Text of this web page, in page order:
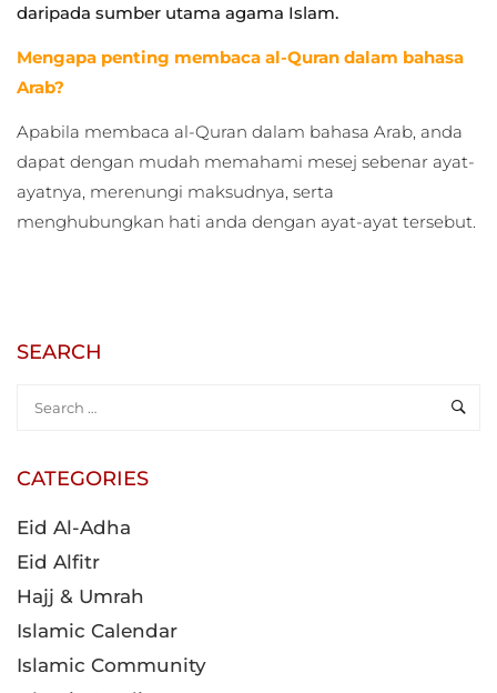
daripada sumber utama agama Islam.
Mengapa penting membaca al-Quran dalam bahasa
Arab?
Apabila membaca al-Quran dalam bahasa Arab, anda
dapat dengan mudah memahami mesej sebenar ayat-
ayatnya, merenungi maksudnya, serta
menghubungkan hati anda dengan ayat-ayat tersebut.
SEARCH
CATEGORIES
Eid Al-Adha
Eid Alfitr
Hajj & Umrah
Islamic Calendar
Islamic Community